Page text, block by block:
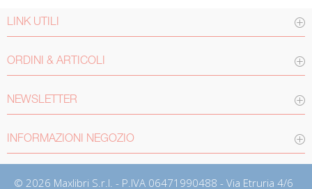
LINK UTILI
ORDINI & ARTICOLI
NEWSLETTER
INFORMAZIONI NEGOZIO
© 2026 Maxlibri S.r.l. - P.IVA 06471990488 - Via Etruria 4/6